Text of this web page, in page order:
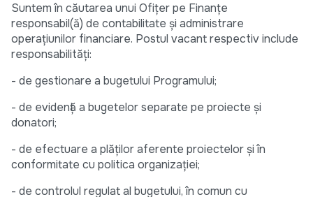
Suntem în căutarea unui Ofițer pe Finanțe
responsabil(ă) de contabilitate și administrare
operațiunilor financiare. Postul vacant respectiv include
responsabilități:
- de gestionare a bugetului Programului;
- de evidență a bugetelor separate pe proiecte și
donatori;
- de efectuare a plăților aferente proiectelor și în
conformitate cu politica organizației;
- de controlul regulat al bugetului, în comun cu